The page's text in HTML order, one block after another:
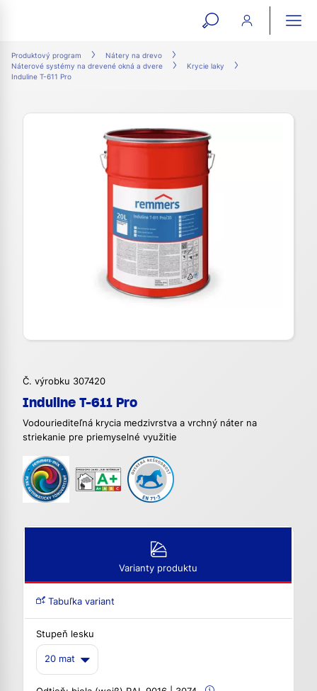
open
form
Produktový program
Nátery na drevo
Náterové systémy na drevené okná a dvere
Krycie laky
Induline T-611 Pro
Č. výrobku 307420
Induline T-611 Pro
Vodouriediteľná krycia medzivrstva a vrchný náter na
striekanie pre priemyselné využitie
Varianty produktu
Tabuľka variant
Stupeň lesku
20 mat